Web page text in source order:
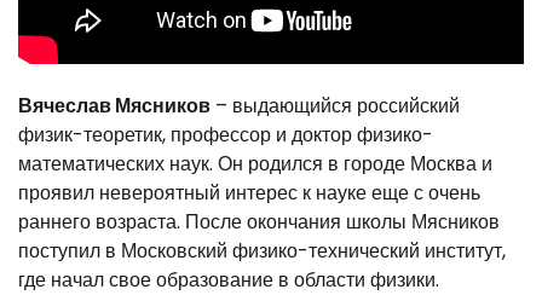
Вячеслав Мясников – выдающийся российский
физик-теоретик, профессор и доктор физико-
математических наук. Он родился в городе Москва и
проявил невероятный интерес к науке еще с очень
раннего возраста. После окончания школы Мясников
поступил в Московский физико-технический институт,
где начал свое образование в области физики.